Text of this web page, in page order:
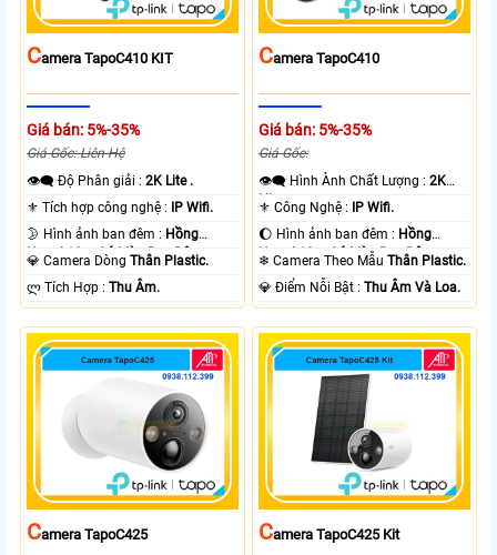
CAmera TapoC410 KIT
Giá bán: 5%-35%
Giá Gốc: Liên Hệ
👁️‍🗨 Độ Phân giải :2K Lite .
⚜️ Tích hợp công nghệ :
IP Wifi.
🌛 Hình ảnh ban đêm : Hồng
Ngoại 10m Có Màu Ban Ðêm.
💎 Camera DòngThân Plastic.
️ლ Tích Hợp :Thu Âm.
CAmera TapoC410
Giá bán: 5%-35%
Giá Gốc:
👁️‍🗨 Hình Ành Chất Lượng :2K
Lite .
⚜️ Công Nghệ :
IP Wifi.
🌔 Hình ảnh ban đêm : Hồng
Ngoại 10m Có Màu Ban Ðêm.
❄ Camera Theo MẫuThân Plastic.
️💎 Điểm Nỗi Bật :Thu Âm Và Loa.
CAmera TapoC425 CAmera TapoC425 Kit